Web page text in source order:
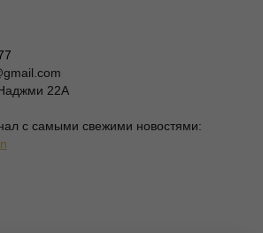
22А
c самыми свежими новостями:
данных
рассылок
Александровна
ул.Кави Наджми 22А
@eliza_profi_group